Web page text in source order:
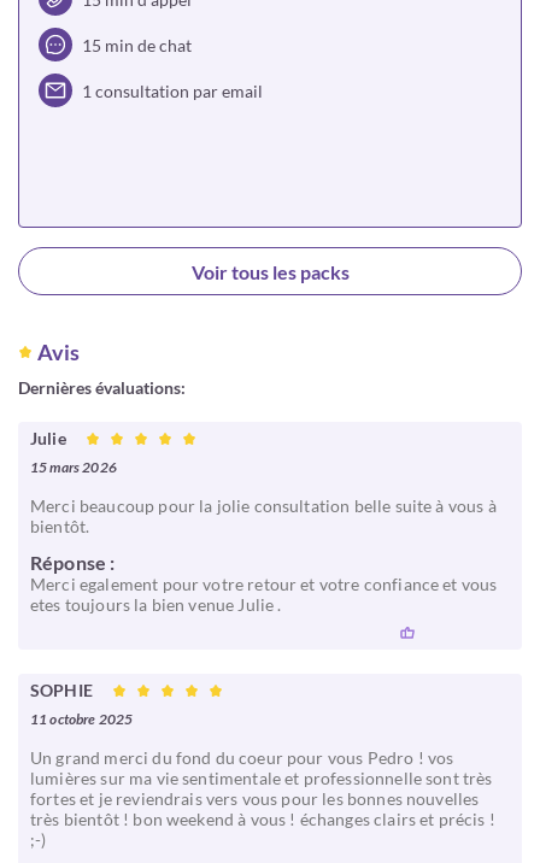
15 min de chat
1 consultation par email
Choisir
Voir tous les packs
Avis
Dernières évaluations:
Julie
15 mars 2026
Merci beaucoup pour la jolie consultation belle suite à vous à
bientôt.
Réponse :
Merci egalement pour votre retour et votre confiance et vous
etes toujours la bien venue Julie .
SOPHIE
11 octobre 2025
Un grand merci du fond du coeur pour vous Pedro ! vos
lumières sur ma vie sentimentale et professionnelle sont très
fortes et je reviendrais vers vous pour les bonnes nouvelles
très bientôt ! bon weekend à vous ! échanges clairs et précis !
;-)